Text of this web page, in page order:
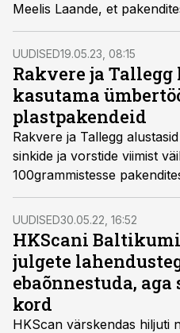
Meelis Laande, et
panustada. Samas
materjale meil Eestis
ja mida mitte - see takistab
UUDISED19.05.23, 08:15
Rakvere ja
kasutama
plastpakendeid
Rakvere ja Tallegg
sinkide ja vorstide viimist
100grammistesse
pakendisse, mis on
seega oluliselt plasttoodete
UUDISED30.05.22, 16:52
HKScani
julgete
ebaõnnestuda,
kord
HKScan värskendas hiljuti